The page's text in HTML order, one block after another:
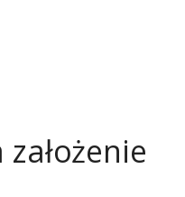
założenie